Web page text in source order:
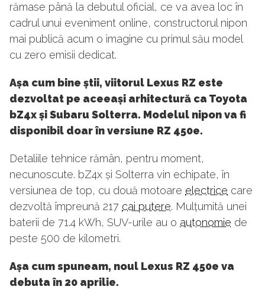
rămase până la debutul oficial, ce va avea loc în
cadrul unui eveniment online, constructorul nipon
mai publică acum o imagine cu primul său model
cu zero emisii dedicat.
Așa cum bine știi, viitorul Lexus RZ este
dezvoltat pe aceeași arhitectură ca Toyota
bZ4x și Subaru Solterra. Modelul nipon va fi
disponibil doar în versiune RZ 450e.
Detaliile tehnice rămân, pentru moment,
necunoscute. bZ4x și Solterra vin echipate, în
versiunea de top, cu două motoare electrice care
dezvoltă împreună 217 cai putere. Mulțumită unei
baterii de 71.4 kWh, SUV-urile au o autonomie de
peste 500 de kilometri.
Așa cum spuneam, noul Lexus RZ 450e va
debuta în 20 aprilie.